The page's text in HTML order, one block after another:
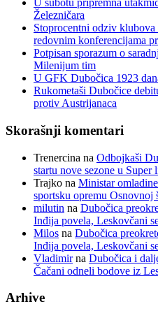
U subotu pripremna
Železničara
Stoprocentni odziv
redovnim konferencijama
Potpisan sporazum o
Milenijum tim
U GFK Dubočica 1923
Rukometaši Dubočice
protiv Austrijanaca
Skorašnji komentari
Trenercina na Odbojkaši
startu nove sezone u Super
Trajko na Ministar
sportsku opremu
milutin na Dubočica
Inđija povela, Leskovčani
Milos na Dubočica
Inđija povela, Leskovčani
Vladimirna Dubočica i
Čačani odneli bodove iz
Arhive